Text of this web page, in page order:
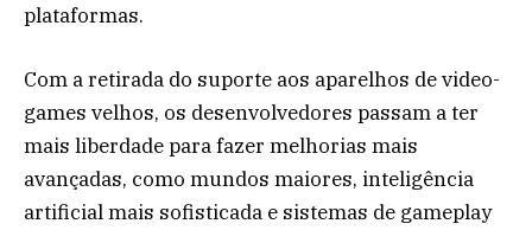
plataformas.
Com a retirada do suporte aos aparelhos de video-
games velhos, os desenvolvedores passam a ter
mais liberdade para fazer melhorias mais
avançadas, como mundos maiores, inteligência
artificial mais sofisticada e sistemas de gameplay